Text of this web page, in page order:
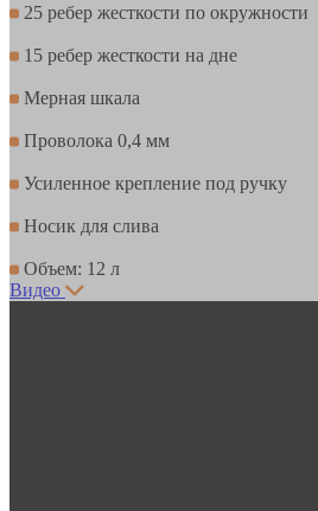
25 ребер жесткости по окружности
15 ребер жесткости на дне
Мерная шкала
Проволока 0,4 мм
Усиленное крепление под ручку
Носик для слива
Объем: 12 л
Видео